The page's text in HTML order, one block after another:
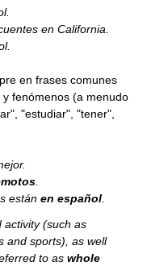
en California.
en frases comunes
fenómenos (a menudo
"estudiar", "tener",
estánen español
activity (such as
and sports), as well
to aswhole